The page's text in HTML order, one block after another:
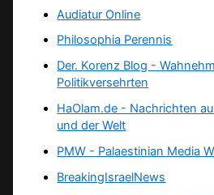
Audiatur Online
Philosophia Perennis
Der. Korenz Blog -
Politikversehrten
HaOlam.de - Nachrichten
und der Welt
PMW - Palaestinian Media
BreakingIsraelNews